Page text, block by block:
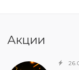
Акции